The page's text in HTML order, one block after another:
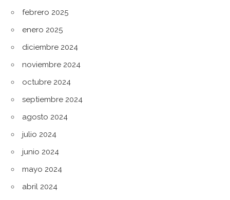
febrero 2025
enero 2025
diciembre 2024
noviembre 2024
octubre 2024
septiembre 2024
agosto 2024
julio 2024
junio 2024
mayo 2024
abril 2024